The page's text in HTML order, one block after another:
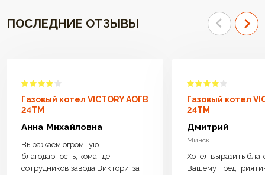
ПОСЛЕДНИЕ ОТЗЫВЫ
Газовый котел VICTORY АОГВ
24TM
Анна Михайловна
Выражаем огромную
благодарность, команде
сотрудников завода Виктори, за
Газовый котел
24TM
Дмитрий
Минск
Хотел выразить
Вашему